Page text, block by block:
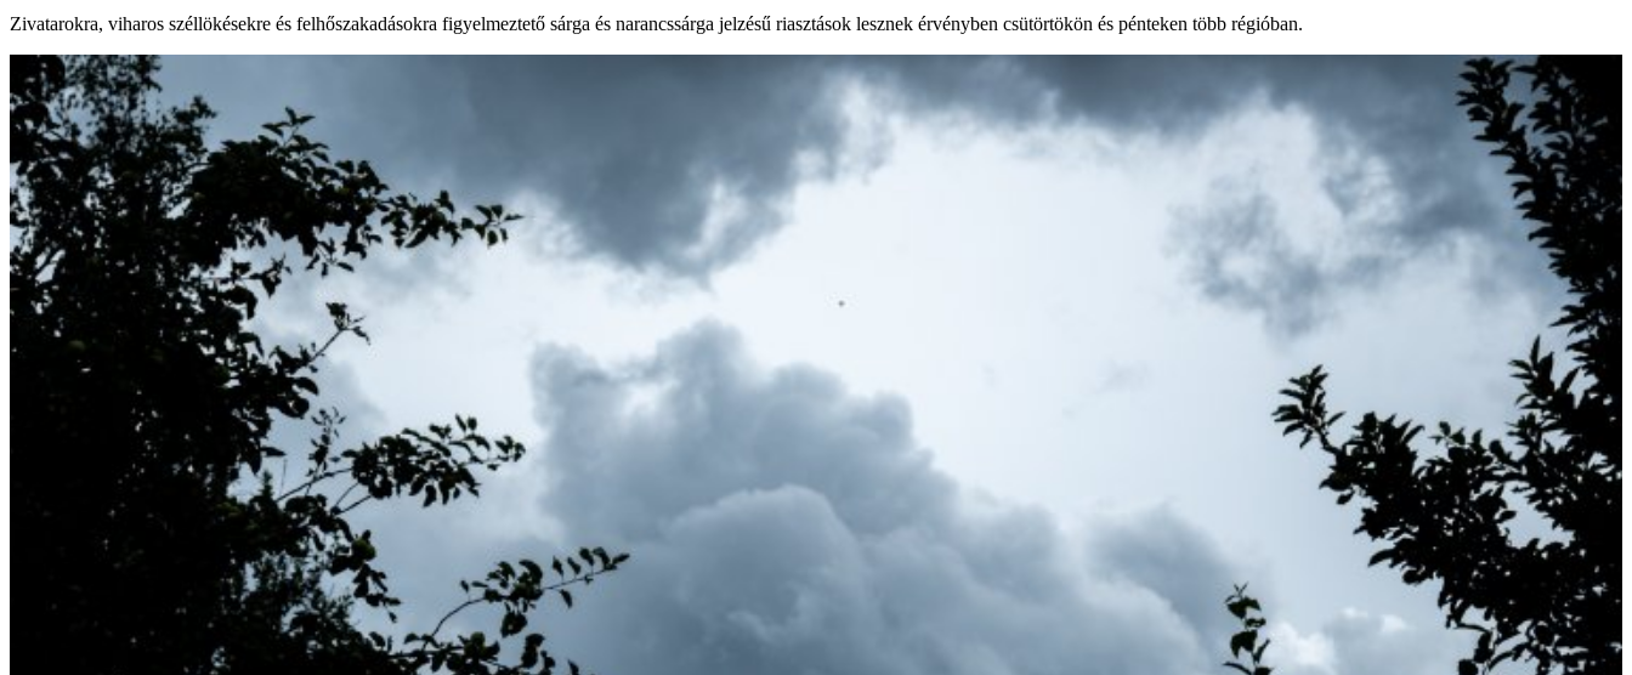
Zivatarokra, viharos széllökésekre és felhőszakadásokra figyelmeztető sárga és narancssárga jelzésű riasztások lesznek érvényben csütörtökön és pénteken több régióban.